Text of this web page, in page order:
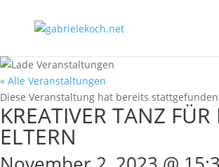
« Alle Veranstaltungen
Diese Veranstaltung hat bereits
KREATIVER TANZ
ELTERN